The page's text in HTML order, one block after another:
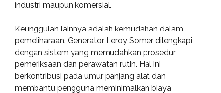
industri maupun komersial.
Keunggulan lainnya adalah kemudahan dalam
pemeliharaan. Generator Leroy Somer dilengkapi
dengan sistem yang memudahkan prosedur
pemeriksaan dan perawatan rutin. Hal ini
berkontribusi pada umur panjang alat dan
membantu pengguna meminimalkan biaya